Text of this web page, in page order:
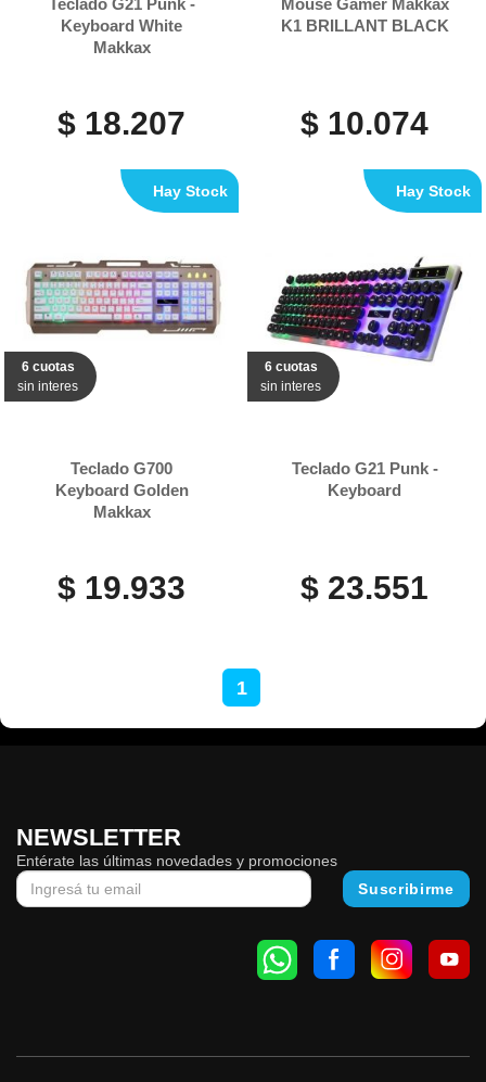
Teclado G21 Punk -
Keyboard White
Makkax
$ 18.207
Mouse Gamer Makkax
K1 BRILLANT BLACK
$ 10.074
6 cuotas
sin interes
Teclado G700
Keyboard Golden
Makkax
$ 19.933
Hay Stock
6 cuotas
sin interes
Teclado G21 Punk -
Keyboard
$ 23.551
Hay Stock
1
NEWSLETTER
Entérate las últimas novedades y promociones